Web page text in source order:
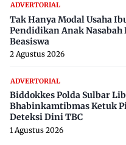
ADVERTORIAL
Tak Hanya Modal Usaha
Pendidikan Anak Nasabah
Beasiswa
2 Agustus 2026
ADVERTORIAL
Biddokkes Polda Sulbar
Bhabinkamtibmas Ketuk
Deteksi Dini TBC
1 Agustus 2026